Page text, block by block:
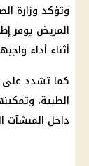
وتؤكد وزارة
المريض يوفر
أثناء أداء
كما تشدد على
الطبية،
داخل المنشآت